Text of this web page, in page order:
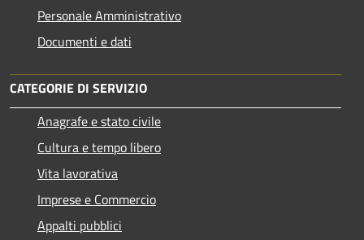
Personale Amministrativo
Documenti e dati
CATEGORIE DI SERVIZIO
Anagrafe e stato civile
Cultura e tempo libero
Vita lavorativa
Imprese e Commercio
Appalti pubblici